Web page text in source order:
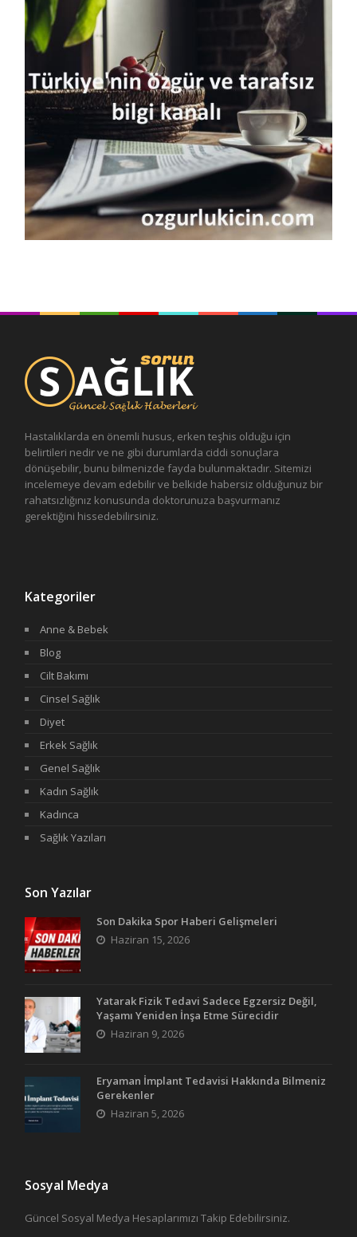
Hastalıklarda en önemli husus, erken teşhis olduğu için
belirtileri nedir ve ne gibi durumlarda ciddi sonuçlara
dönüşebilir, bunu bilmenizde fayda bulunmaktadır. Sitemizi
incelemeye devam edebilir ve belkide habersiz olduğunuz bir
rahatsızlığınız konusunda doktorunuza başvurmanız
gerektiğini hissedebilirsiniz.
Kategoriler
Anne & Bebek
Blog
Cilt Bakımı
Cinsel Sağlık
Diyet
Erkek Sağlık
Genel Sağlık
Kadın Sağlık
Kadınca
Sağlık Yazıları
Son Yazılar
Son Dakika Spor Haberi Gelişmeleri
Haziran 15, 2026
Yatarak Fizik Tedavi Sadece Egzersiz Değil,
Yaşamı Yeniden İnşa Etme Sürecidir
Haziran 9, 2026
Eryaman İmplant Tedavisi Hakkında Bilmeniz
Gerekenler
Haziran 5, 2026
Sosyal Medya
Güncel Sosyal Medya Hesaplarımızı Takip Edebilirsiniz.